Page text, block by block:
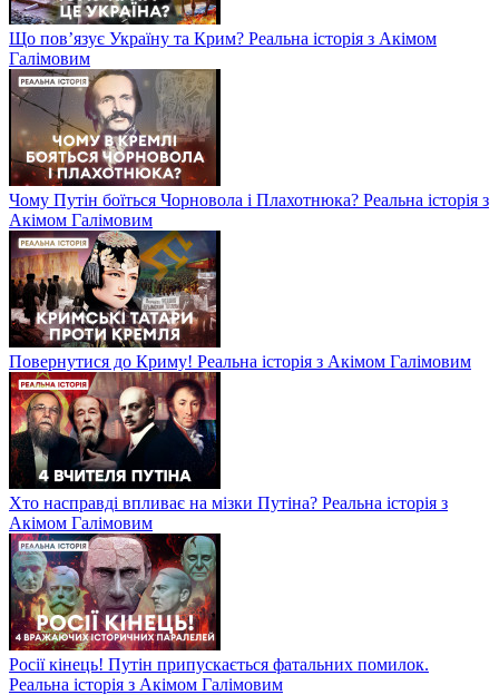
Що пов’язує Україну та Крим? Реальна історія з Акімом
Галімовим
Чому Путін боїться Чорновола і Плахотнюка? Реальна історія з
Акімом Галімовим
Повернутися до Криму! Реальна історія з Акімом Галімовим
Хто насправді впливає на мізки Путіна? Реальна історія з
Акімом Галімовим
Росії кінець! Путін припускається фатальних помилок.
Реальна історія з Акімом Галімовим